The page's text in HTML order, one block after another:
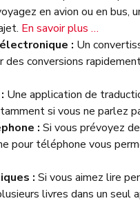
en avion ou en bus,
En savoir plus …
: Un
conversions
Une application de
si vous ne parlez
: Si vous prévoyez
pour téléphone vous
: Si vous aimez lire
livres dans un seul